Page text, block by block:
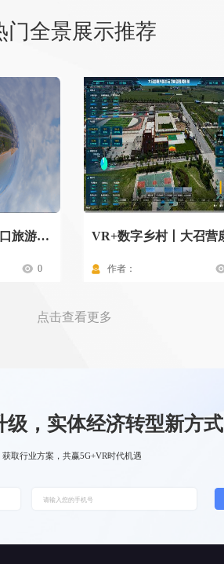
门全景展示推荐
VR+文旅宣传丨海口旅游景点
0 作者：
点击查看更多
级，实体经济转型新方式
获取行业方案，共赢5G+VR时代机遇